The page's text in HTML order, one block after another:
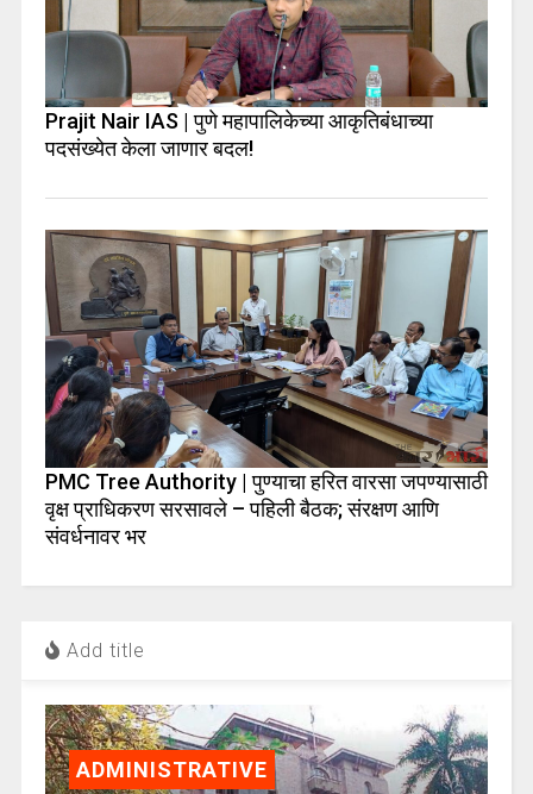
Prajit Nair IAS | पुणे महापालिकेच्या आकृतिबंधाच्या
पदसंख्येत केला जाणार बदल!
PMC Tree Authority | पुण्याचा हरित वारसा जपण्यासाठी
वृक्ष प्राधिकरण सरसावले – पहिली बैठक; संरक्षण आणि
संवर्धनावर भर
Add title
ADMINISTRATIVE